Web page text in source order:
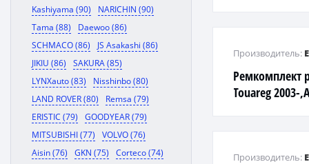
Kashiyama (90)
NARICHIN (90)
Tama (88)
Daewoo (86)
SCHMACO (86)
JS Asakashi (86)
JIKIU (86)
SAKURA (85)
LYNXauto (83)
Nisshinbo (80)
LAND ROVER (80)
Remsa (79)
ERISTIC (79)
GOODYEAR (79)
MITSUBISHI (77)
VOLVO (76)
Aisin (76)
GKN (75)
Corteco (74)
Ремкомплект
Touareg 2003-
Производитель:
Производитель: